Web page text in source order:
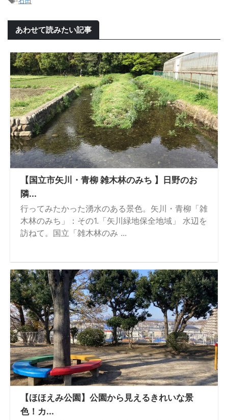
あわせて読みたい記事
【国立市矢川・青柳 雑木林のみち 】日野のお
隣...
行ってみたかった湧水のある景色。矢川・青柳「雑
木林のみち」：その1.「矢川緑地保全地域」 水辺を
訪ねて。国立「雑木林のみ ...
【ほほえみ公園】公園から見えるきれいな景
色！カ...